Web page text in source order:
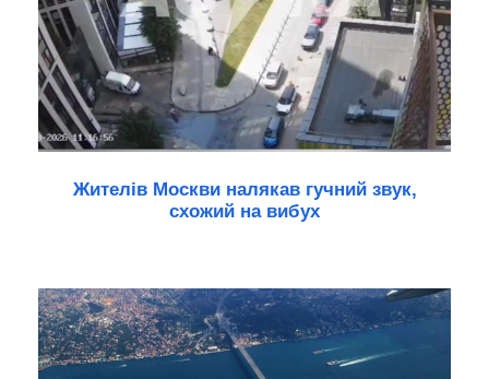
Жителів Москви налякав гучний звук,
схожий на вибух